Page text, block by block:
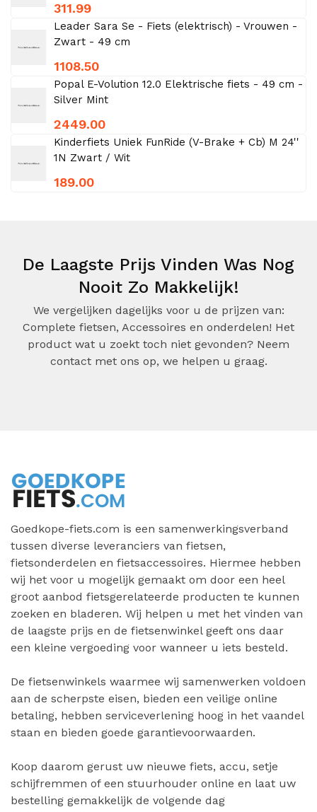
311.99
Leader Sara Se - Fiets (elektrisch) - Vrouwen -
Zwart - 49 cm
1108.50
Popal E-Volution 12.0 Elektrische fiets - 49 cm -
Silver Mint
2449.00
Kinderfiets Uniek FunRide (V-Brake + Cb) M 24''
1N Zwart / Wit
189.00
De Laagste Prijs Vinden Was Nog
Nooit Zo Makkelijk!
We vergelijken dagelijks voor u de prijzen van:
Complete fietsen, Accessoires en onderdelen! Het
product wat u zoekt toch niet gevonden? Neem
contact met ons op, we helpen u graag.
Goedkope-fiets.com is een samenwerkingsverband
tussen diverse leveranciers van fietsen,
fietsonderdelen en fietsaccessoires. Hiermee hebben
wij het voor u mogelijk gemaakt om door een heel
groot aanbod fietsgerelateerde producten te kunnen
zoeken en bladeren. Wij helpen u met het vinden van
de laagste prijs en de fietsenwinkel geeft ons daar
een kleine vergoeding voor wanneer u iets besteld.
De fietsenwinkels waarmee wij samenwerken voldoen
aan de scherpste eisen, bieden een veilige online
betaling, hebben serviceverlening hoog in het vaandel
staan en bieden goede garantievoorwaarden.
Koop daarom gerust uw nieuwe fiets, accu, setje
schijfremmen of een stuurhouder online en laat uw
bestelling gemakkelijk de volgende dag